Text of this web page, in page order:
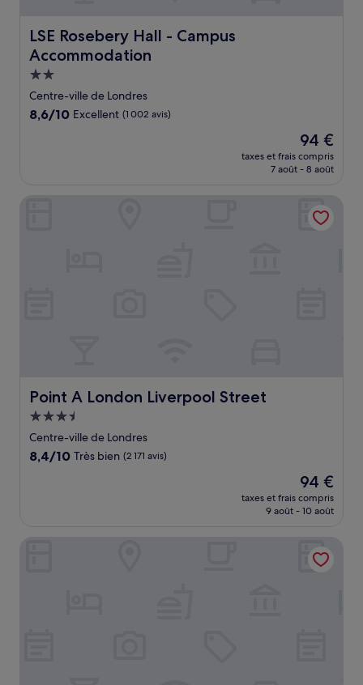
LSE Rosebery Hall - Campus
Accommodation
LSE Rosebery Hall - Campus Accommodation
Hébergement
2.0 étoiles
Centre-ville de Londres
8.6
8,6/10 Excellent (1 002 avis)
Le
nouveau
prix
de
94 €
94 €
taxes et frais compris
7 août - 8 août
Point A London Liverpool Street
Point A London Liverpool Street
Hébergement
3.5 étoiles
Centre-ville de Londres
8.4
8,4/10 Très bien (2 171 avis)
Le
nouveau
prix
de
94 €
94 €
taxes et frais compris
9 août - 10 août